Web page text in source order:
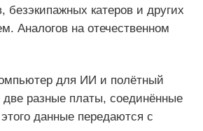
безэкипажных катеров и других
Аналогов на отечественном
для ИИ и полётный
разные платы, соединённые
данные передаются с